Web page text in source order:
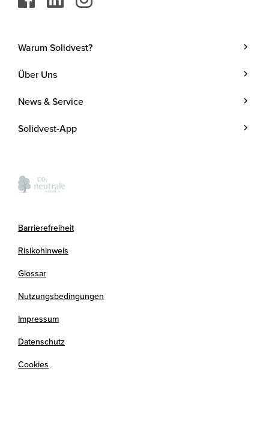
Warum Solidvest?
Geldanlage
Investmentstrategie
Investmentprozess
Über Uns
Unternehmen
Kosten
News & Service
Blog
Presse
Solidvest-App
Barrierefreiheit
Risikohinweis
Glossar
Nutzungsbedingungen
Impressum
Datenschutz
Cookies